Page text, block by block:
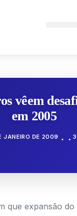
vêem
em 2005
JANEIRO DE 2009
que expansão